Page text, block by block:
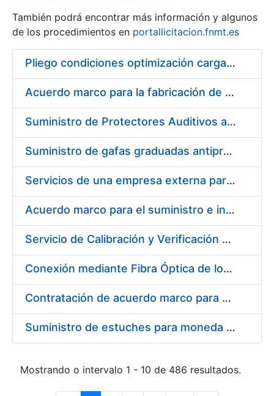
Mostrar/Ocultar
También podrá encontrar más información y algunos
de los procedimientos en portallicitacion.fnmt.es
Pliego condiciones optimización cargas compras firmado
Acuerdo marco para la fabricación de piezas
Suministro de Protectores Auditivos a medida para las personas trabajadoras de los Centros de Trabajo de Madrid y Burgos
Suministro de gafas graduadas antiproyecciones para los trabajadores de la FNMT-RCM en los centros de trabajo de Madrid y Burgos
Servicios de una empresa externa para el asesoramiento y resolución de los recursos de alzada que se presentan relacionados con procesos de selección para la FNMT-RCM
Acuerdo marco para el suministro e instalación de persianas, estores y otros complementos
Servicio de Calibración y Verificación Externa de los Equipos de Medición del Servicio de Prevención de la FNMT-RCM
Conexión mediante Fibra Óptica de los Centros de Proceso de Datos (CPDs) de las sedes de la FNMT-RCM de Burgos y Madrid
Contratación de acuerdo marco para el Suministro de Material de Electricidad para la Fábrica Nacional de Moneda y Timbre-Real Casa de la Moneda en su centro de trabajo de Burgos
Suministro de estuches para moneda de 30 €
Mostrando o intervalo 1 - 10 de 486 resultados.